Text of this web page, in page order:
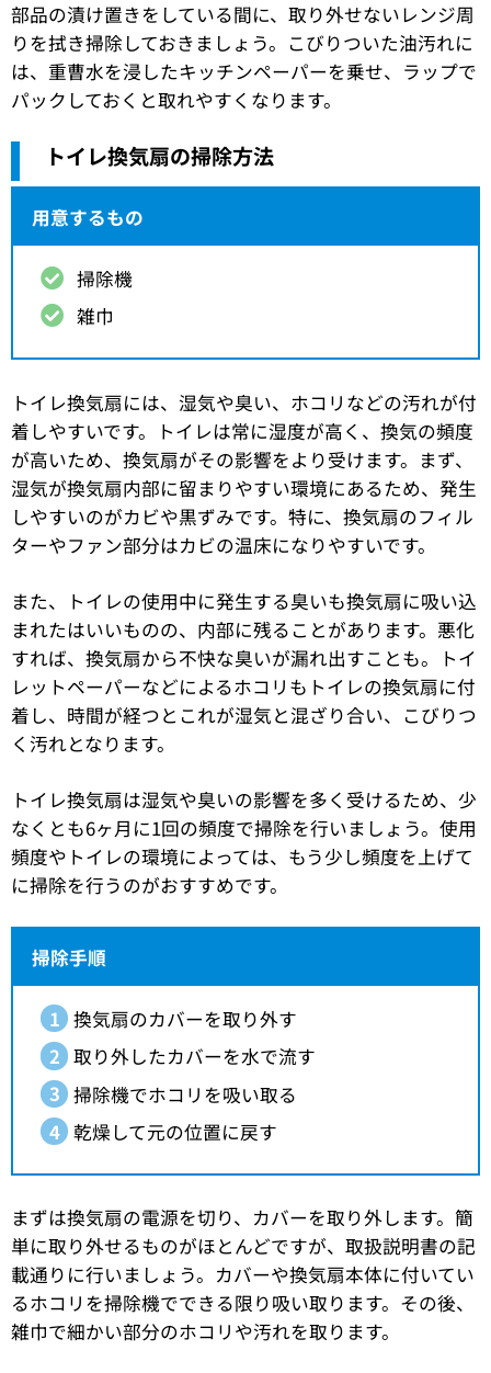
部品の漬け置きをしている間に、取り外せないレンジ周
りを拭き掃除しておきましょう。こびりついた油汚れに
は、重曹水を浸したキッチンペーパーを乗せ、ラップで
パックしておくと取れやすくなります。
トイレ換気扇の掃除方法
用意するもの
掃除機
雑巾
トイレ換気扇には、湿気や臭い、ホコリなどの汚れが付
着しやすいです。トイレは常に湿度が高く、換気の頻度
が高いため、換気扇がその影響をより受けます。まず、
湿気が換気扇内部に留まりやすい環境にあるため、発生
しやすいのがカビや黒ずみです。特に、換気扇のフィル
ターやファン部分はカビの温床になりやすいです。
また、トイレの使用中に発生する臭いも換気扇に吸い込
まれたはいいものの、内部に残ることがあります。悪化
すれば、換気扇から不快な臭いが漏れ出すことも。トイ
レットペーパーなどによるホコリもトイレの換気扇に付
着し、時間が経つとこれが湿気と混ざり合い、こびりつ
く汚れとなります。
トイレ換気扇は湿気や臭いの影響を多く受けるため、少
なくとも6ヶ月に1回の頻度で掃除を行いましょう。使用
頻度やトイレの環境によっては、もう少し頻度を上げて
に掃除を行うのがおすすめです。
掃除手順
換気扇のカバーを取り外す
取り外したカバーを水で流す
掃除機でホコリを吸い取る
乾燥して元の位置に戻す
まずは換気扇の電源を切り、カバーを取り外します。簡
単に取り外せるものがほとんどですが、取扱説明書の記
載通りに行いましょう。カバーや換気扇本体に付いてい
るホコリを掃除機でできる限り吸い取ります。その後、
雑巾で細かい部分のホコリや汚れを取ります。